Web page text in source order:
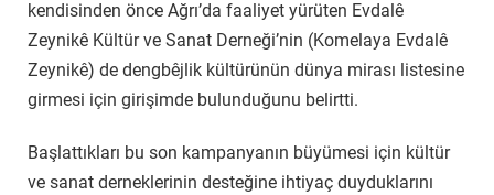
kendisinden önce Ağrı’da faaliyet yürüten Evdalê
Zeynikê Kültür ve Sanat Derneği’nin (Komelaya Evdalê
Zeynikê) de dengbêjlik kültürünün dünya mirası listesine
girmesi için girişimde bulunduğunu belirtti.
Başlattıkları bu son kampanyanın büyümesi için kültür
ve sanat derneklerinin desteğine ihtiyaç duyduklarını